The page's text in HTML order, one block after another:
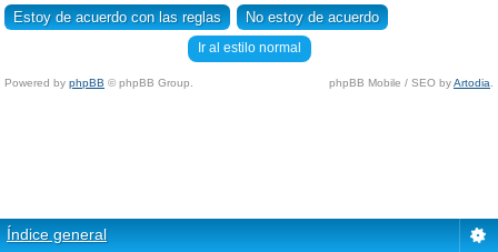
Ir al estilo normal
Powered by phpBB © phpBB Group. phpBB Mobile / SEO byArtodia
Índice general